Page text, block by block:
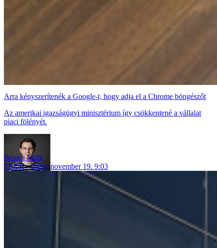
Arra kényszerítenék a Google-t, hogy adja el a Chrome böngészőt
Az amerikai igazságügyi minisztérium így csökkentené a vállalat
piaci fölényét.
Benics Márk
TECH
2024. november 19. 9:03